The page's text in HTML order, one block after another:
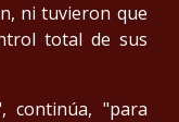
ni tuvieron que
total de sus
continúa, "para